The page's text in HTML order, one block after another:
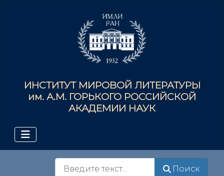
ИНСТИТУТ МИРОВОЙ ЛИТЕРАТУРЫ
им. А.М. ГОРЬКОГО РОССИЙСКОЙ
АКАДЕМИИ НАУК
Поиск